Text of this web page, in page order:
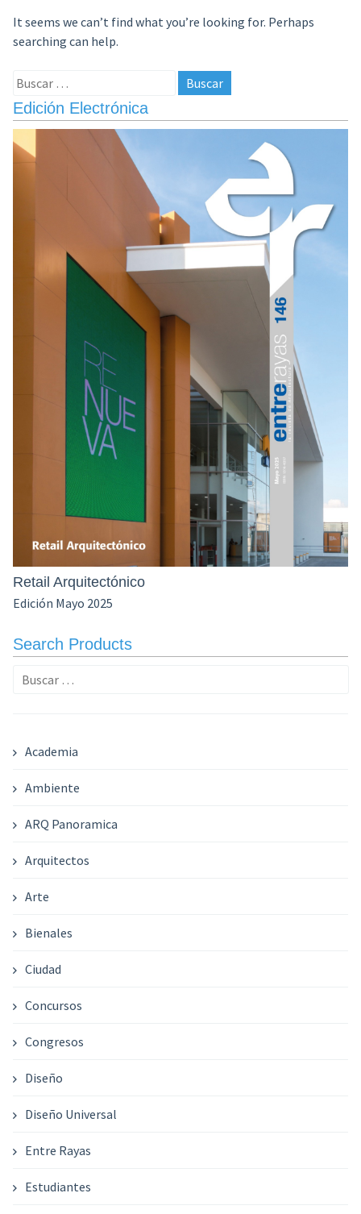
It seems we can’t find what you’re looking for. Perhaps
searching can help.
Buscar:
Edición Electrónica
Retail Arquitectónico
Edición Mayo 2025
Search Products
Buscar:
Academia
Ambiente
ARQ Panoramica
Arquitectos
Arte
Bienales
Ciudad
Concursos
Congresos
Diseño
Diseño Universal
Entre Rayas
Estudiantes